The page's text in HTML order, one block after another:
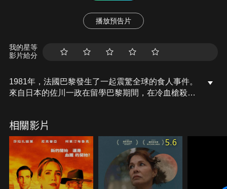
播放預告片
我的星等
影片給分
1981年，法國巴黎發生了一起震驚全球的食人事件。
來自日本的佐川一政在留學巴黎期間，在冷血槍殺一
邁的佐川一政與其弟弟佐川俊的對話，探討兄弟倆壓
抑的本能慾望及外界未曾接觸過的精神世界。
相關影片
5.6